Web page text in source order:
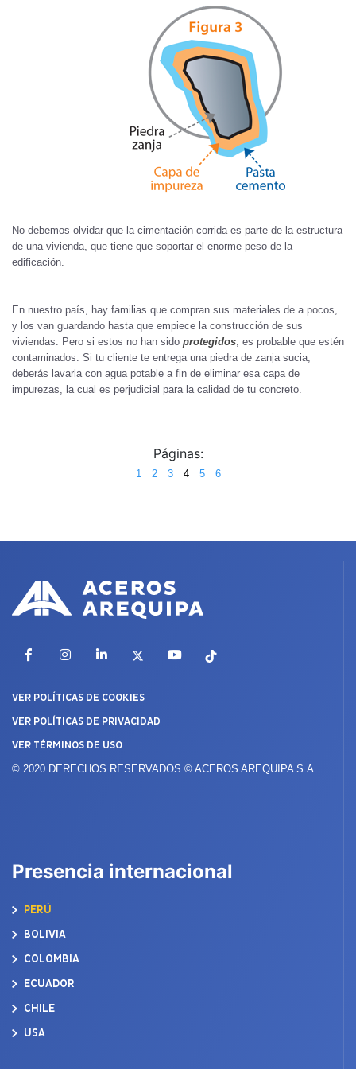
No debemos olvidar que la cimentación corrida es parte de la estructura
de una vivienda, que tiene que soportar el enorme peso de la
edificación.
En nuestro país, hay familias que compran sus materiales de a pocos,
y los van guardando hasta que empiece la construcción de sus
viviendas. Pero si estos no han sido protegidos, es probable que estén
contaminados. Si tu cliente te entrega una piedra de zanja sucia,
deberás lavarla con agua potable a fin de eliminar esa capa de
impurezas, la cual es perjudicial para la calidad de tu concreto.
Páginas:
1 2 3 4 5 6
FacebookInstagramLinkedIn YouTubeTikTok
VER POLÍTICAS DE COOKIES
VER POLÍTICAS DE PRIVACIDAD
VER TÉRMINOS DE USO
© 2020 DERECHOS RESERVADOS © ACEROS AREQUIPA S.A.
Presencia internacional
PERÚ
BOLIVIA
COLOMBIA
ECUADOR
CHILE
USA